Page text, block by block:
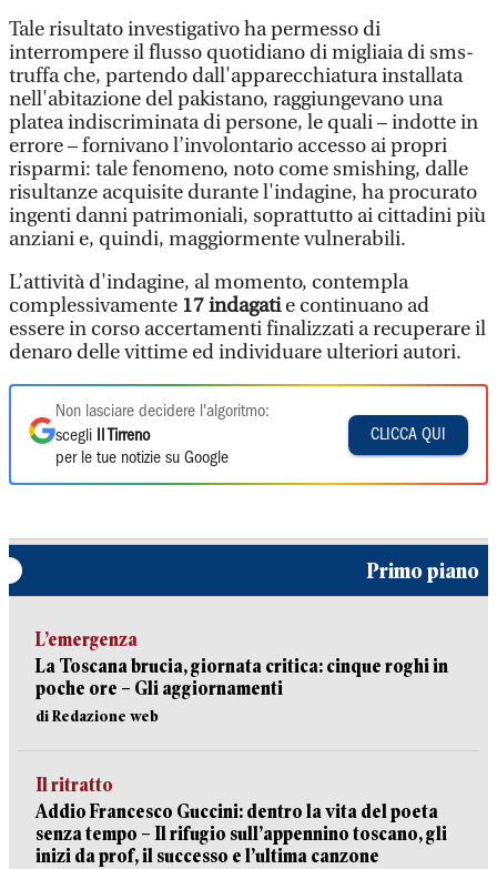
Tale risultato investigativo ha permesso di
interrompere il flusso quotidiano di migliaia di sms-
truffa che, partendo dall'apparecchiatura installata
nell'abitazione del pakistano, raggiungevano una
platea indiscriminata di persone, le quali – indotte in
errore – fornivano l’involontario accesso ai propri
risparmi: tale fenomeno, noto come smishing, dalle
risultanze acquisite durante l'indagine, ha procurato
ingenti danni patrimoniali, soprattutto ai cittadini più
anziani e, quindi, maggiormente vulnerabili.
L’attività d'indagine, al momento, contempla
complessivamente 17 indagatie continuano ad
essere in corso accertamenti finalizzati a recuperare il
denaro delle vittime ed individuare ulteriori autori.
Non lasciare decidere l'algoritmo:
scegli
Il Tirreno
per le tue notizie su Google
CLICCA QUI
Primo piano
L’emergenza
La Toscana brucia, giornata critica: cinque roghi in
poche ore – Gli aggiornamenti
di Redazione web
Il ritratto
Addio Francesco Guccini: dentro la vita del poeta
senza tempo – Il rifugio sull’appennino toscano, gli
inizi da prof, il successo e l’ultima canzone